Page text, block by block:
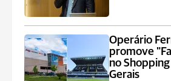
Operário
promove
no
Gerais